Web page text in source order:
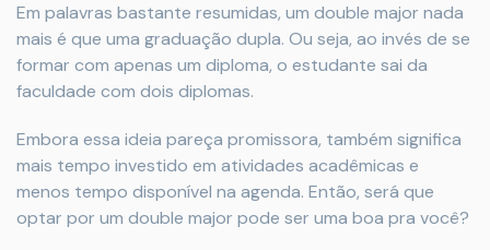
Em palavras bastante resumidas, um double major nada
mais é que uma graduação dupla. Ou seja, ao invés de se
formar com apenas um diploma, o estudante sai da
faculdade com dois diplomas.
Embora essa ideia pareça promissora, também significa
mais tempo investido em atividades acadêmicas e
menos tempo disponível na agenda. Então, será que
optar por um double major pode ser uma boa pra você?